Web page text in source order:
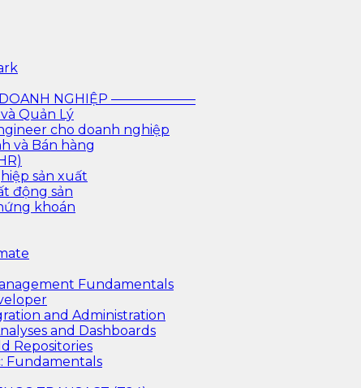
NGHIỆP ——————–
Quản Lý
cho doanh nghiệp
và Bán hàng
sản xuất
động sản
khoán
Fundamentals
and Administration
and Dashboards
Repositories
Fundamentals